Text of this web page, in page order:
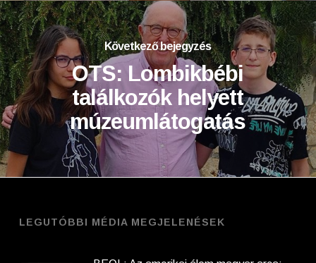
Következő bejegyzés
OTS: Lombikbébi
találkozók helyett
múzeumlátogatás
LEGUTÓBBI MÉDIA MEGJELENÉSEK